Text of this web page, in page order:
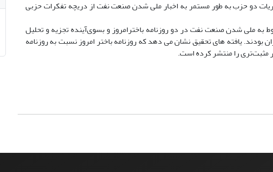
دو حزب به طور مستمر به اخبار ملی شدن صنعت نفت از دریچه تفکرات حزبی
ملی شدن صنعت نفت در دو روزنامه باخترامروز و بسوی‌آینده تجزیه و تحلیل
بودند. یافته های تحقیق نشان می دهد که روزنامه باختر امروز نسبت به روزنامه
مثبت‌تری را منتشر کرده است.